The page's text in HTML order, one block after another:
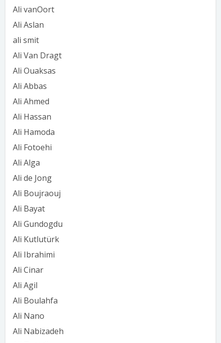
Ali vanOort
Ali Aslan
ali smit
Ali Van Dragt
Ali Ouaksas
Ali Abbas
Ali Ahmed
Ali Hassan
Ali Hamoda
Ali Fotoehi
Ali Alga
Ali de Jong
Ali Boujraouj
Ali Bayat
Ali Gundogdu
Ali Kutlutürk
Ali Ibrahimi
Ali Cinar
Ali Agil
Ali Boulahfa
Ali Nano
Ali Nabizadeh